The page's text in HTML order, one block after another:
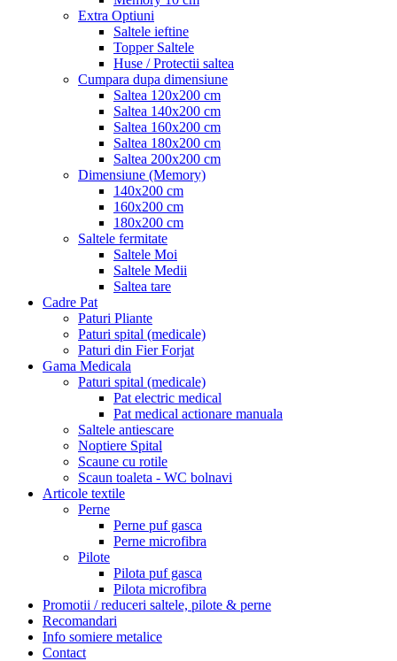
Extra Optiuni
Saltele ieftine
Topper Saltele
Huse / Protectii saltea
Cumpara dupa dimensiune
Saltea 120x200 cm
Saltea 140x200 cm
Saltea 160x200 cm
Saltea 180x200 cm
Saltea 200x200 cm
Dimensiune (Memory)
140x200 cm
160x200 cm
180x200 cm
Saltele fermitate
Saltele Moi
Saltele Medii
Saltea tare
Cadre Pat
Paturi Pliante
Paturi spital (medicale)
Paturi din Fier Forjat
Gama Medicala
Paturi spital (medicale)
Pat electric medical
Pat medical actionare manuala
Saltele antiescare
Noptiere Spital
Scaune cu rotile
Scaun toaleta - WC bolnavi
Articole textile
Perne
Perne puf gasca
Perne microfibra
Pilote
Pilota puf gasca
Pilota microfibra
Promotii / reduceri saltele, pilote & perne
Recomandari
Info somiere metalice
Contact